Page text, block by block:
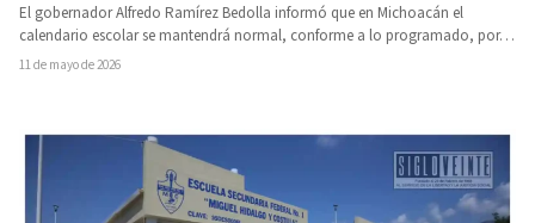
El gobernador Alfredo Ramírez Bedolla informó que en Michoacán el
calendario escolar se mantendrá normal, conforme a lo programado, por…
11 de mayo de 2026